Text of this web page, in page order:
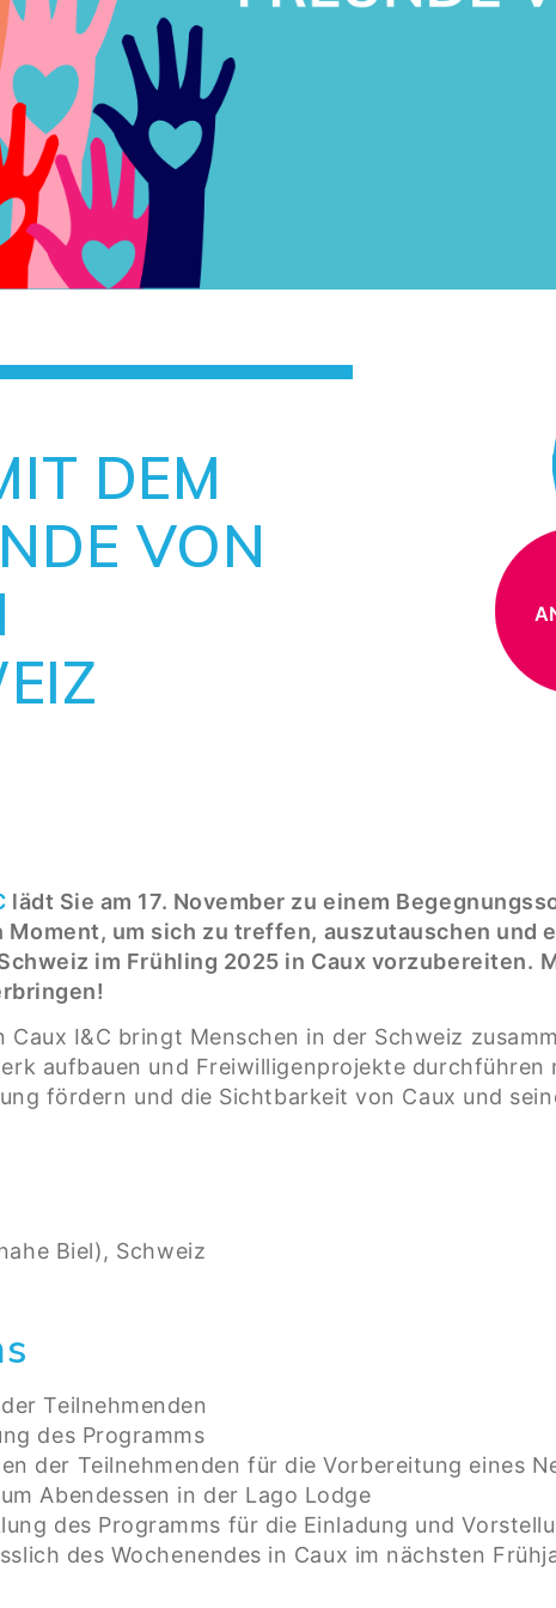
DEM
VON
lädt Sie am 17. November zu einem
um sich zu treffen, auszutauschen und
im Frühling 2025 in Caux vorzubereiten.
I&C bringt Menschen in der Schweiz
aufbauen und Freiwilligenprojekte
fördern und die Sichtbarkeit von Caux und
Biel), Schweiz
Teilnehmenden
des Programms
der Teilnehmenden für die Vorbereitung eines
Abendessen in der Lago Lodge
des Programms für die Einladung und
des Wochenendes in Caux im nächsten